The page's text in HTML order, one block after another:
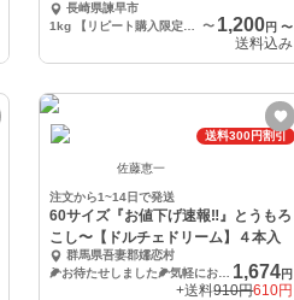
長崎県諫早市
1kg 【リピート購入限定！100円引き】
〜 1,200円〜
送料込み
送料300円割引
佐藤恵一
注文から1~14日で発送
60サイズ『お値下げ速報‼️』とうもろ
こし〜【ドルチェドリーム】４本入
群馬県吾妻郡嬬恋村
🌽お待たせしました🌽気軽におためし４本入
1,674円
+送料910円610円